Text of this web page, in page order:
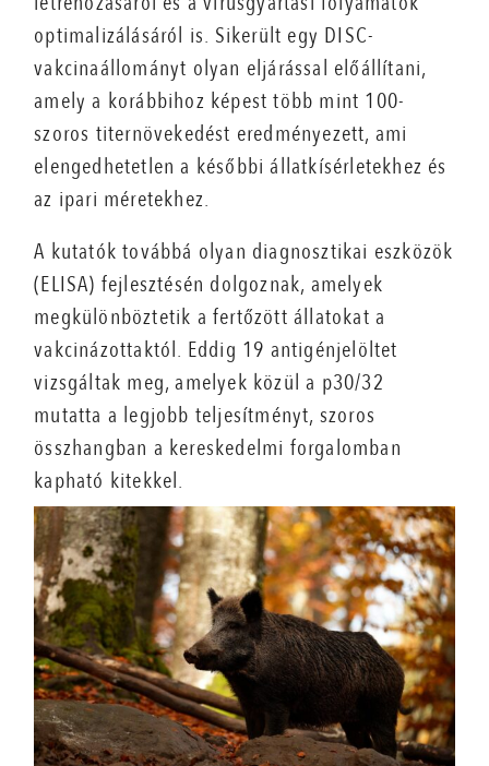
optimalizálásáról is. Sikerült egy DISC-
vakcinaállományt olyan eljárással előállítani,
amely a korábbihoz képest több mint 100-
szoros titernövekedést eredményezett, ami
elengedhetetlen a későbbi állatkísérletekhez és
az ipari méretekhez.
A kutatók továbbá olyan diagnosztikai eszközök
(ELISA) fejlesztésén dolgoznak, amelyek
megkülönböztetik a fertőzött állatokat a
vakcinázottaktól. Eddig 19 antigénjelöltet
vizsgáltak meg, amelyek közül a p30/32
mutatta a legjobb teljesítményt, szoros
összhangban a kereskedelmi forgalomban
kapható kitekkel.